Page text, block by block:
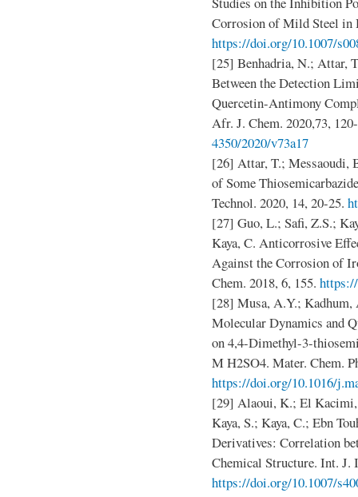
Corrosion of Mild Steel in
https://doi.org/10.1007/
[25] Benhadria, N.; Attar,
Between the Detection
Quercetin-Antimony
Afr. J. Chem. 2020,73,
4350/2020/v73a17
[26] Attar, T.; Messaoudi,
of Some
Technol. 2020, 14, 20-25.
[27] Guo, L.; Safi, Z.S.;
Kaya, C. Anticorrosive
Against the Corrosion of
Chem. 2018, 6, 155.
[28] Musa, A.Y.;
Molecular Dynamics and
on 4,4-Dimethyl-3-
M H2SO4. Mater. Chem.
https://doi.org/10.1016/
[29] Alaoui, K.; El
Kaya, S.; Kaya, C.; Ebn
Derivatives: Correlation
Chemical Structure. Int. J.
https://doi.org/10.1007/